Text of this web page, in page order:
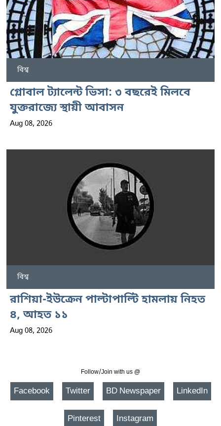
বিশ্ব
গ্লোবাল ট্যালেন্ট ভিসা: ৩ বছরেই মিলবে
যুক্তরাজ্যে স্থায়ী আবাসন
Aug 08, 2026
বিশ্ব
রাশিয়া-ইউক্রেন পাল্টাপাল্টি হামলায় নিহত
৪, আহত ১১
Aug 08, 2026
Follow/Join with us @
Facebook Twitter BD Newspaper LinkedIn
Pinterest Instagram